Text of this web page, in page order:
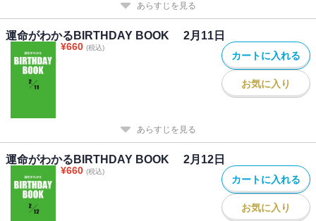
あらすじを見る
運命がわかるBIRTHDAY BOOK 2月11日
¥660 (税込)
カートに入れる
お気に入り
あらすじを見る
運命がわかるBIRTHDAY BOOK 2月12日
¥660 (税込)
カートに入れる
お気に入り